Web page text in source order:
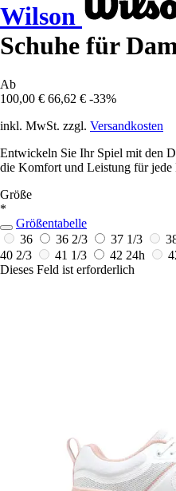
Wilson
Schuhe für
Ab
100,00 € 66,62 € -33%
inkl. MwSt. zzgl. Versandkosten
Entwickeln Sie Ihr Spiel mit den
die Komfort und Leistung für jede
Größe
*
Größentabelle
36
36 2/3 37 1/3
40 2/3
41 1/3 42 24h
Dieses Feld ist erforderlich